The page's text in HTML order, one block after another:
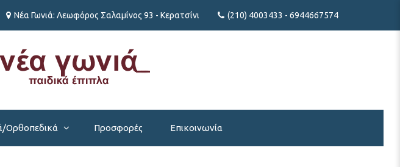
Νέα Γωνιά: Λεωφόρος Σαλαμίνος 93 - Κερατσίνι (210) 4003433 - 6944667574
Ορθοπεδικά Προσφορές Επικοινωνία